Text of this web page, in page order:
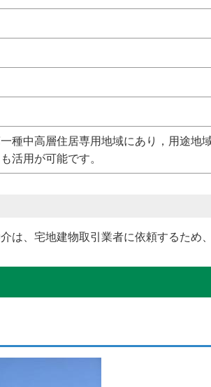
種中高層住居専用地域にあり，用途地
活用が可能です。
は、宅地建物取引業者に依頼するため